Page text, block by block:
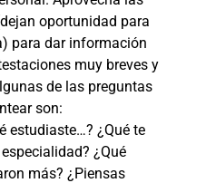
oportunidad para
para dar información
muy breves y
de las preguntas
son:
estudiaste…? ¿Qué te
¿Qué
más? ¿Piensas